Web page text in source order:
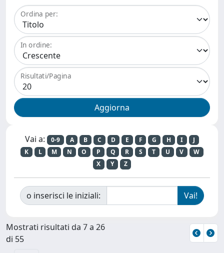
Ordina per:
In ordine:
Risultati/Pagina
Vai a: 0-9 A B C D E F G H I
J
K
L M N O P Q R S T U V
W
X
Y Z
o inserisci le iniziali:
Mostrati risultati da 7 a 26
di 55